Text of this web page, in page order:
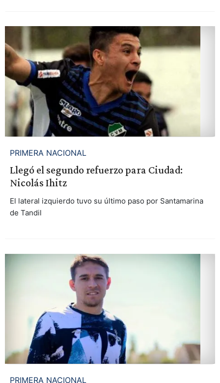
PRIMERA NACIONAL
Llegó el segundo refuerzo para Ciudad:
Nicolás Ihitz
El lateral izquierdo tuvo su último paso por Santamarina
de Tandil
PRIMERA NACIONAL